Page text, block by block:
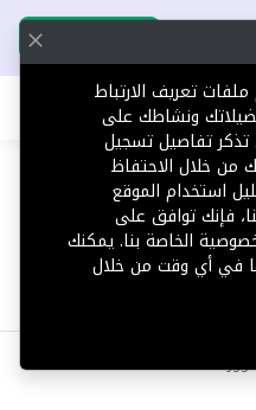
تحميل التطبيق
اطلب عقارك
تعريف الارتباط
ونشاطك على
تذكر تفاصيل تسجيل
من خلال الاحتفاظ
استخدام الموقع
فإنك توافق على
الخاصة بنا. يمكنك
في أي وقت من خلال